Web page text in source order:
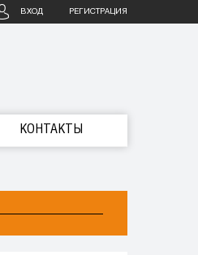
ВХОД РЕГИСТРАЦИЯ
КОНТАКТЫ